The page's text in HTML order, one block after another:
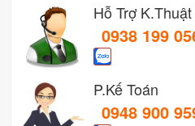
Hỗ Trợ K.Thuật
0938 199
P.Kế Toán
0948 900